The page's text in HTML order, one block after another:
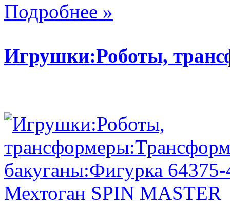
Подробнее »
Игрушки:Роботы,